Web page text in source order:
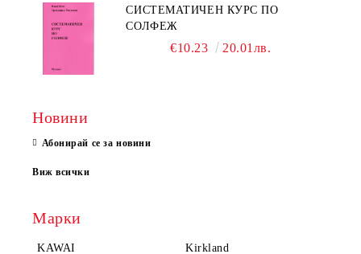
СИСТЕМАТИЧЕН КУРС ПО
СОЛФЕЖ
€10.23 20.01лв.
Новини
Абонирай се за новини
Виж всички
Марки
KAWAI Kirkland